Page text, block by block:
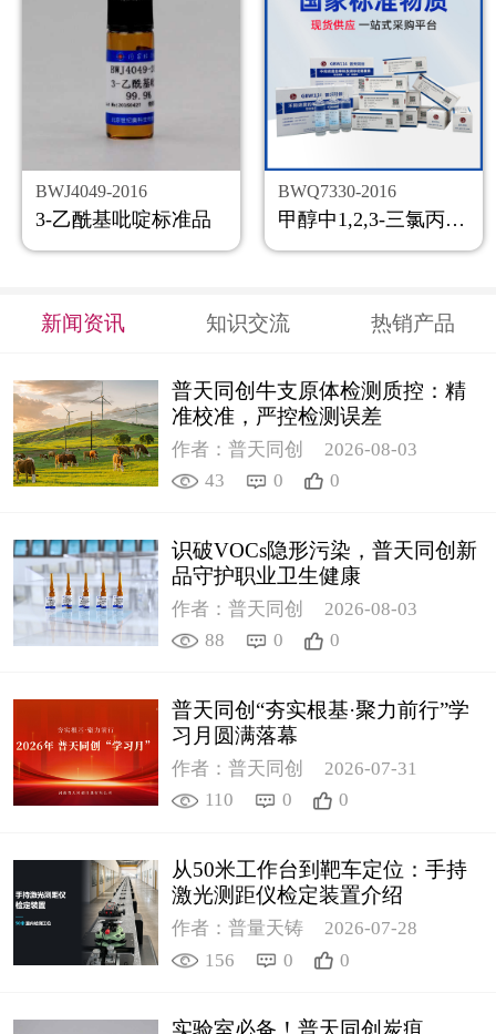
BWJ4049-2016
3-乙酰基吡啶标准品
BWQ7330-2016
甲醇中1,2,3-三氯丙烷溶液标准物质
新闻资讯 知识交流 热销产品
普天同创牛支原体检测质控：精
准校准，严控检测误差
作者：普天同创
2026-08-03
43
0 0
识破VOCs隐形污染，普天同创新
品守护职业卫生健康
作者：普天同创
2026-08-03
88
0 0
普天同创“夯实根基·聚力前行”学
习月圆满落幕
作者：普天同创
2026-07-31
110
0 0
从50米工作台到靶车定位：手持
激光测距仪检定装置介绍
作者：普量天铸
2026-07-28
156
0 0